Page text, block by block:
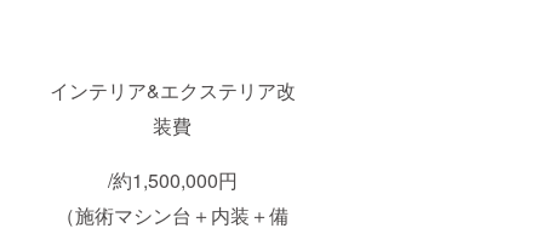
インテリア&エクステリア改
装費
/約1,500,000円
（施術マシン台＋内装＋備